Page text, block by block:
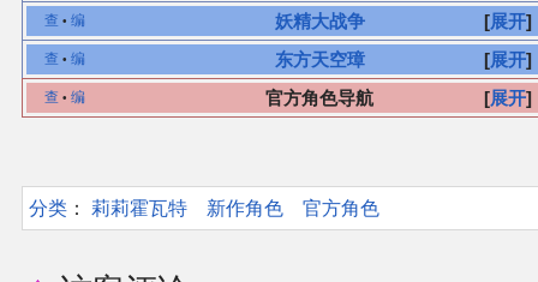
展开
查 • 编
妖精大战争
展开
查 • 编
东方天空璋
展开
查 • 编 官方角色导航
分类 ：​ 莉莉霍瓦特 新作角色 官方角色